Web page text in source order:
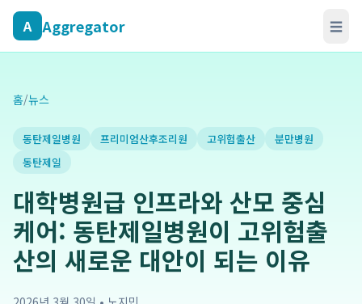
A Aggregator ☰
홈/뉴스
동탄제일병원 프리미엄산후조리원 고위험출산
분만병원
동탄제일
대학병원급 인프라와 산모 중심
케어: 동탄제일병원이 고위험출
산의 새로운 대안이 되는 이유